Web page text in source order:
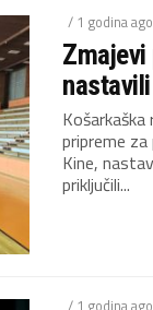
/ 1 godina ago
Zmajevi
pripreme
Kine,
priključili...
/ 1 godina ago